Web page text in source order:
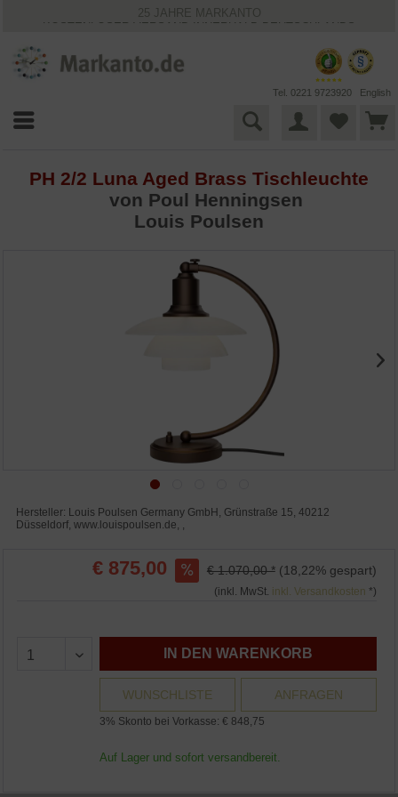
25 JAHRE MARKANTO
KOSTENLOSER VERSAND INNERHALB DEUTSCHLANDS
VIELFÄLTIGE ZAHLUNGSMÖGLICHKEITEN
BESTPRICE-GARANTIE
Tel. 0221 9723920 English
PH 2/2 Luna Aged Brass Tischleuchte
von Poul Henningsen
Louis Poulsen
Hersteller: Louis Poulsen Germany GmbH, Grünstraße 15, 40212
Düsseldorf, www.louispoulsen.de, ,
€ 875,00 € 1.070,00 * (18,22% gespart)
(inkl. MwSt. inkl. Versandkosten *)
IN DEN WARENKORB
WUNSCHLISTE ANFRAGEN
3% Skonto bei Vorkasse: € 848,75
Auf Lager und sofort versandbereit.